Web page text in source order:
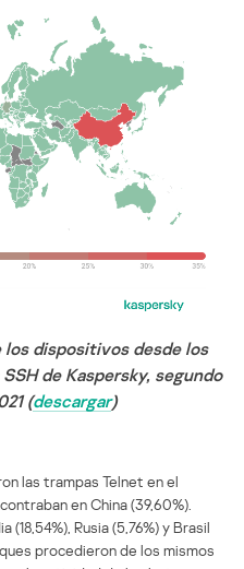
dispositivos desde los
de Kaspersky, segundo
(descargar)
las trampas Telnet en el
en China (39,60%).
Rusia (5,76%) y Brasil
procedieron de los mismos